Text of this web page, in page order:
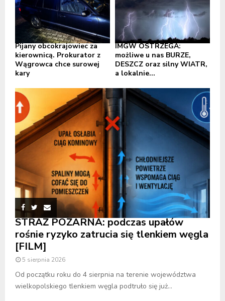
Pijany obcokrajowiec za
kierownicą. Prokurator z
Wągrowca chce surowej
kary
IMGW OSTRZEGA:
możliwe u nas BURZE,
DESZCZ oraz silny WIATR,
a lokalnie...
STRAŻ POŻARNA: podczas upałów
rośnie ryzyko zatrucia się tlenkiem węgla
[FILM]
5 sierpnia 2026
Od początku roku do 4 sierpnia na terenie województwa
wielkopolskiego tlenkiem węgla podtruło się już...